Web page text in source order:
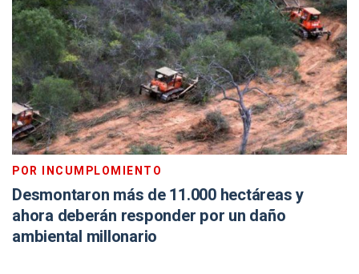
POR INCUMPLOMIENTO
Desmontaron más de 11.000 hectáreas y
ahora deberán responder por un daño
ambiental millonario